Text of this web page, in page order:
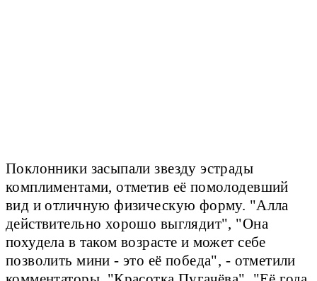
Поклонники засыпали звезду эстрады
комплиментами, отметив её помолодевший
вид и отличную физическую форму. "Алла
действительно хорошо выглядит", "Она
похудела в таком возрасте и может себе
позволить мини - это её победа", - отметили